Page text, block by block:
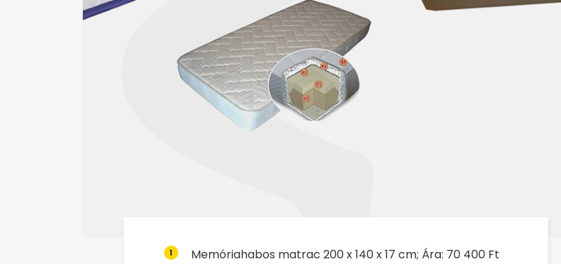
1
Memóriahabos matrac 200 x 140 x 17 cm; Ára: 70 400 Ft